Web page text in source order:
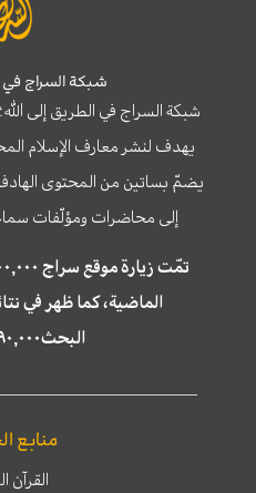
شبكة السراج في
شبكة السراج في الطريق إلى
يهدف لنشر معارف الإسلام
يضمّ بساتين من المحتوى
إلى محاضرات ومؤلّفات
الماضية، كما ظهر في
البحث٢٢,٢٩٠,٠٠٠ مرّة.
منابع
القرآن